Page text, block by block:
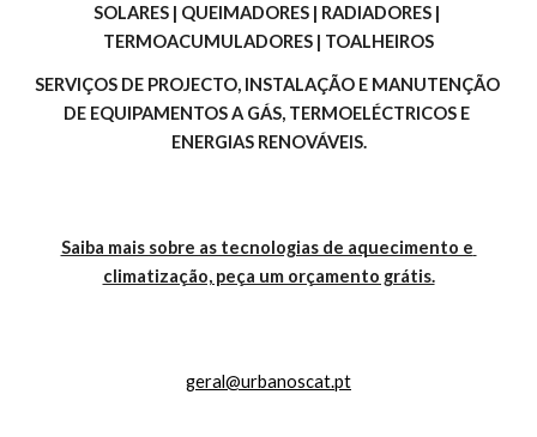
SOLARES | QUEIMADORES | RADIADORES |
TERMOACUMULADORES | TOALHEIROS
SERVIÇOS DE PROJECTO, INSTALAÇÃO E MANUTENÇÃO
DE EQUIPAMENTOS A GÁS, TERMOELÉCTRICOS E
ENERGIAS RENOVÁVEIS.
Saiba mais sobre as tecnologias de aquecimento e
climatização, peça um orçamento grátis.
geral@urbanoscat.pt